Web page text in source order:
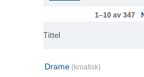
1–10 av 347
Tittel
Drame (kroatisk)